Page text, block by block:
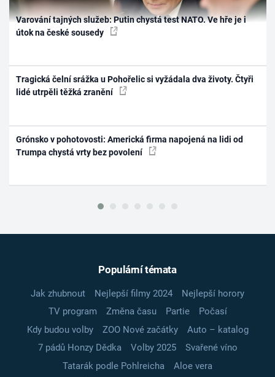
Varování tajných služeb: Putin chystá test NATO. Ve hře je i
útok na české sousedy
Tragická čelní srážka u Pohořelic si vyžádala dva životy. Čtyři
lidé utrpěli těžká zranění
Grónsko v pohotovosti: Americká firma napojená na lidi od
Trumpa chystá vrty bez povolení
Populární témata
Jak zhubnout Nejlepší filmy 2024
Nejlepší horory
TV program
Změna času Partie
Počasí
Kdy budou volby
ZOO Nové začátky
Auto – katalog
7 pádů Honzy Dědka
Volby 2025
Svařené víno
Tatarák podle Pohlreicha
Aloe vera